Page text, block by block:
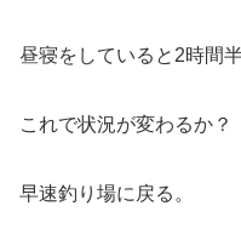
昼寝をしていると2時間
これで状況が変わるか？
早速釣り場に戻る。